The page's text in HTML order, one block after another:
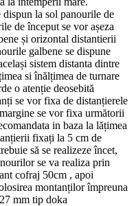
la sol panourile de
de început se vor așeza
și orizontal distantierii
galbene se dispune
sistem distanta dintre
si înălțimea de turnare
o atenție deosebită
se vor fixa de distanțierele
se vor fixa următorii
in baza la lățimea
fixați la 5 cm de
să se realizeze încet,
se va realiza prin
cofraj 50cm , apoi
montanților împreuna
mm tip doka